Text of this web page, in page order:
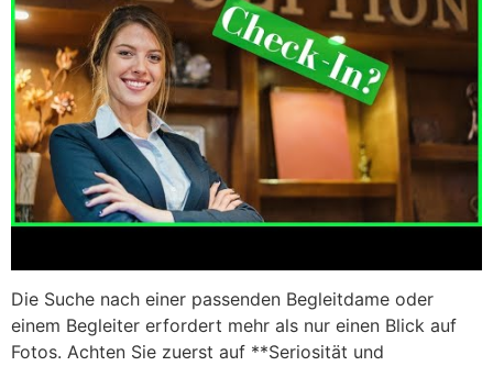
Die Suche nach einer passenden Begleitdame oder
einem Begleiter erfordert mehr als nur einen Blick auf
Fotos. Achten Sie zuerst auf **Seriosität und